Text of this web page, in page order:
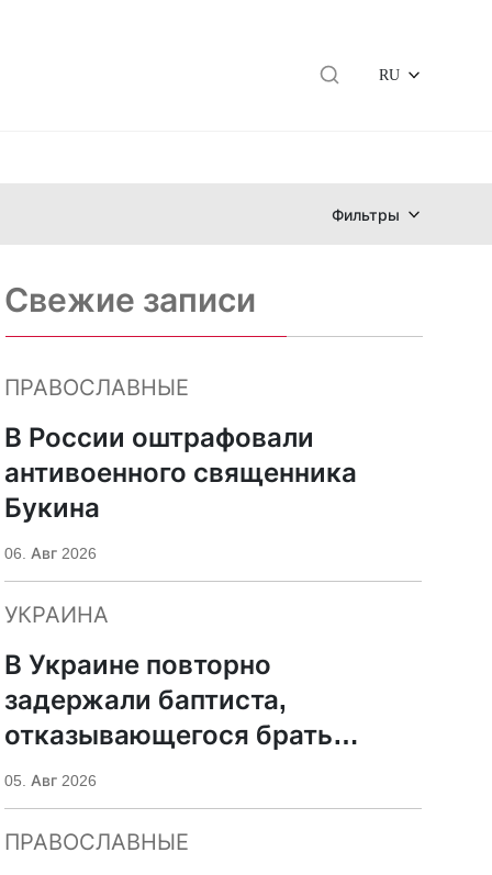
RU
Фильтры
Свежие записи
ПРАВОСЛАВНЫЕ
В России оштрафовали
антивоенного священника
Букина
06. Авг 2026
УКРАИНА
В Украине повторно
задержали баптиста,
отказывающегося брать
оружие
05. Авг 2026
ПРАВОСЛАВНЫЕ